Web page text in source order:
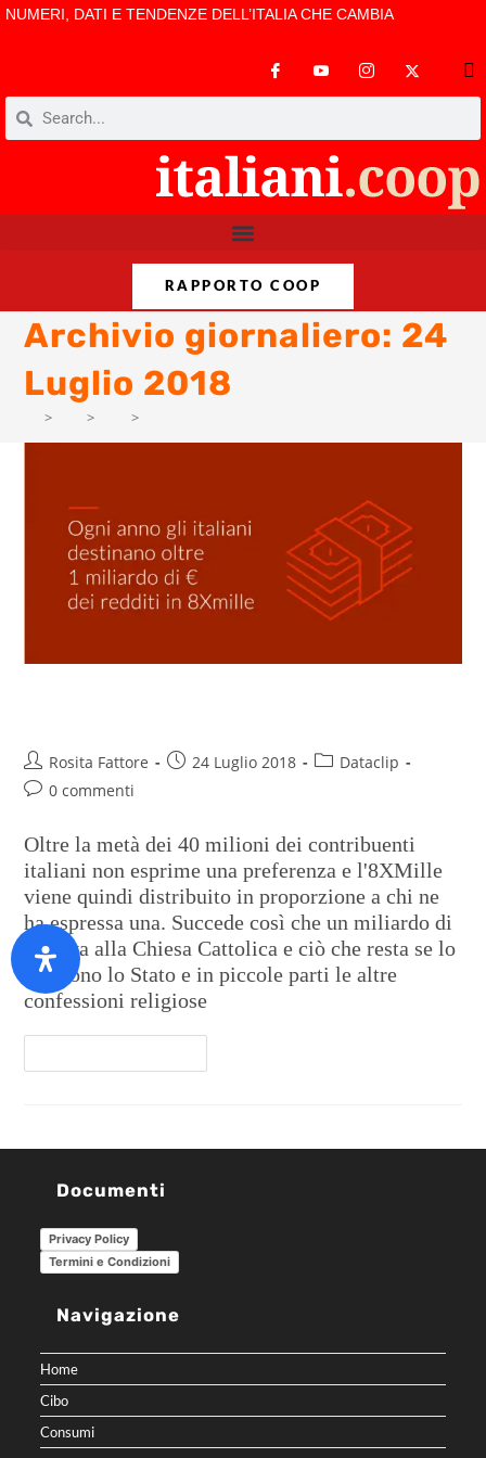
NUMERI, DATI E TENDENZE DELL’ITALIA CHE CAMBIA
RAPPORTO COOP
Archivio giornaliero: 24
Luglio 2018
> > >
Rosita Fattore 24 Luglio 2018
Dataclip
0 commenti
Oltre la metà dei 40 milioni dei contribuenti
italiani non esprime una preferenza e l'8XMille
viene quindi distribuito in proporzione a chi ne
ha espressa una. Succede così che un miliardo di
euro va alla Chiesa Cattolica e ciò che resta se lo
dividono lo Stato e in piccole parti le altre
confessioni religiose
Documenti
Privacy Policy
Termini e Condizioni
Navigazione
Home
Cibo
Consumi